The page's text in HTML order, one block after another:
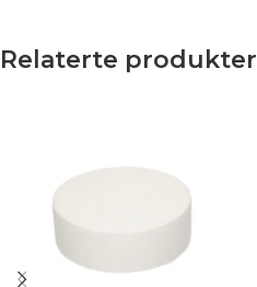
Relaterte produkter